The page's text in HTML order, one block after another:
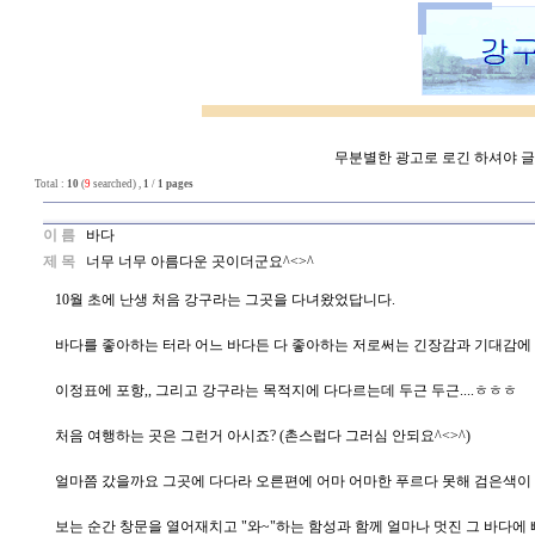
무분별한 광고로 로긴 하셔야
Total : 10 (9searched) , 1 / 1 pages
이 름
바다
제 목
너무 너무 아름다운 곳이더군요^<>^
10월 초에 난생 처음 강구라는 그곳을 다녀왔었답니다.
바다를 좋아하는 터라 어느 바다든 다 좋아하는 저로써는 긴장감과 기대감
이정표에 포항,, 그리고 강구라는 목적지에 다다르는데 두근 두근....ㅎㅎㅎ
처음 여행하는 곳은 그런거 아시죠? (촌스럽다 그러심 안되요^<>^)
얼마쯤 갔을까요 그곳에 다다라 오른편에 어마 어마한 푸르다 못해 검은색이
보는 순간 창문을 열어재치고 "와~"하는 함성과 함께 얼마나 멋진 그 바다에